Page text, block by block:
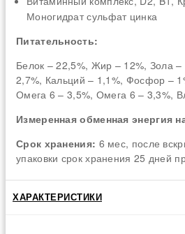
Моногидрат сульфат цинка
Питательность:
Белок – 22,5%, Жир – 12%, Зола –
2,7%, Кальций – 1,1%, Фосфор –
Омега 6 – 3,5%, Омега 6 – 3,3%,
Измеренная обменная энергия
Срок хранения: 6 мес, после
упаковки срок хранения 25 дней
ХАРАКТЕРИСТИКИ